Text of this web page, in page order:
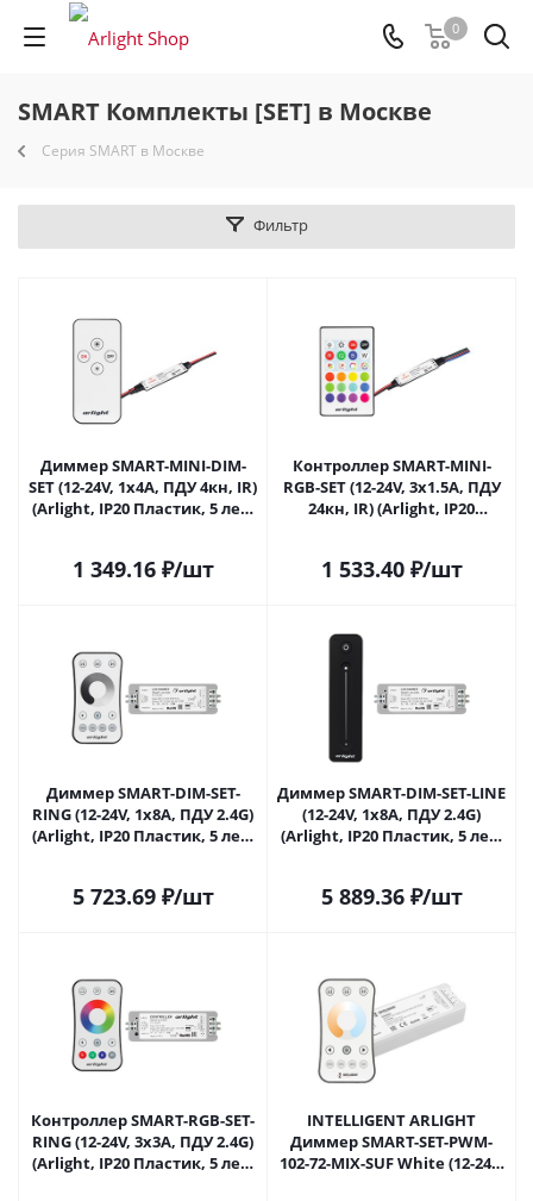
0
SMART Комплекты [SET] в Москве
Серия SMART в Москве
Фильтр
Диммер SMART-MINI-DIM-
SET (12-24V, 1x4A, ПДУ 4кн, IR)
(Arlight, IP20 Пластик, 5 лет)
1 349.16₽/шт
Контроллер SMART-MINI-
RGB-SET (12-24V, 3x1.5A, ПДУ
24кн, IR) (Arlight, IP20
1 533.40₽/шт
Диммер SMART-DIM-SET-
RING (12-24V, 1x8A, ПДУ 2.4G)
(Arlight, IP20 Пластик, 5 лет)
5 723.69₽/шт
Диммер SMART-DIM-SET-LINE
(12-24V, 1x8A, ПДУ 2.4G)
(Arlight, IP20 Пластик, 5 лет)
5 889.36₽/шт
Контроллер SMART-RGB-SET-
RING (12-24V, 3x3A, ПДУ 2.4G)
(Arlight, IP20 Пластик, 5 лет)
INTELLIGENT ARLIGHT
Диммер SMART-SET-PWM-
102-72-MIX-SUF White (12-24V,